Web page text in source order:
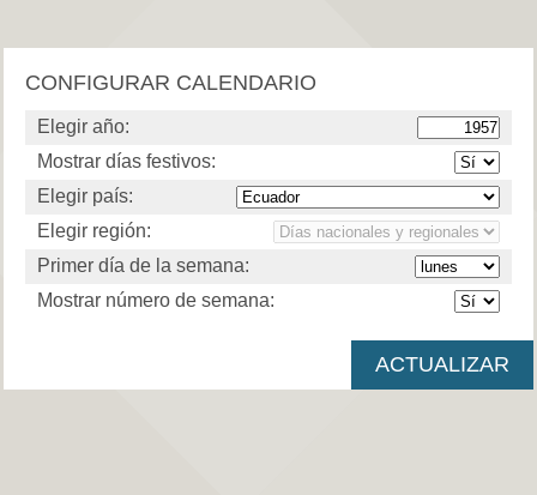
CONFIGURAR CALENDARIO
Elegir año:
Mostrar días festivos:
Elegir país:
Elegir región:
Primer día de la semana:
Mostrar número de semana: